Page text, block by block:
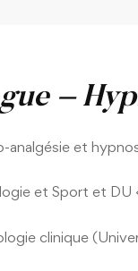
–
analgésie et
et Sport et DU
clinique